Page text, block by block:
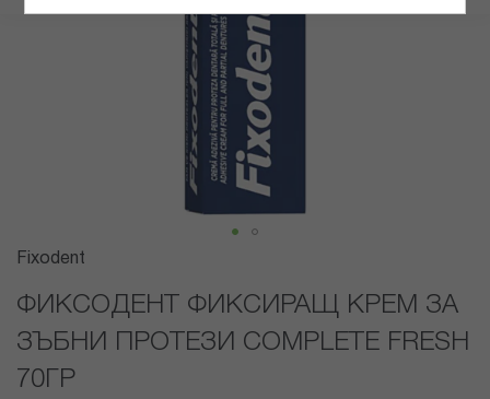
Преминете
началото
галерия
със
снимки
Fixodent
ФИКСОДЕНТ ФИКСИРАЩ КРЕМ ЗА
ЗЪБНИ ПРОТЕЗИ COMPLETE FRESH
70ГР